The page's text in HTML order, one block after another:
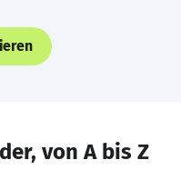
von A bis Z